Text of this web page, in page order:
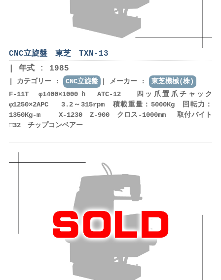
CNC立旋盤 東芝 TXN-13
年式 : 1985
カテゴリー : CNC立旋盤 メーカー :
東芝機械(株)
F-11T φ1400×1000ｈ ATC-12 四ッ爪置爪チャック
φ1250×2APC 3.2～315rpm 積載重量：5000Kg 回転力：
1350Kg-m X-1230 Z-900 クロス-1000mm 取付バイト
□32 チップコンベアー